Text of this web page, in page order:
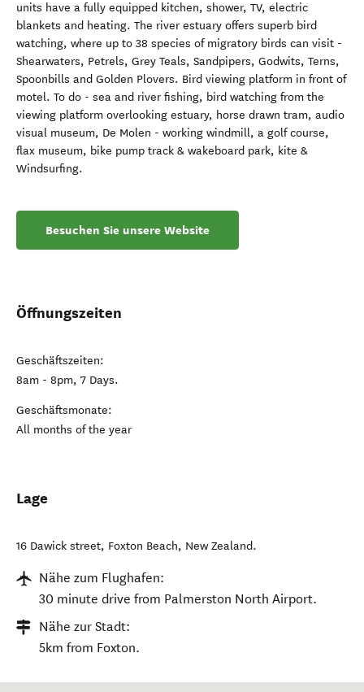
units have a fully equipped kitchen, shower, TV, electric
blankets and heating. The river estuary offers superb bird
watching, where up to 38 species of migratory birds can visit -
Shearwaters, Petrels, Grey Teals, Sandpipers, Godwits, Terns,
Spoonbills and Golden Plovers. Bird viewing platform in front of
motel. To do - sea and river fishing, bird watching from the
viewing platform overlooking estuary, horse drawn tram, audio
visual museum, De Molen - working windmill, a golf course,
flax museum, bike pump track & wakeboard park, kite &
Windsurfing.
Besuchen Sie unsere Website
Öffnungszeiten
Geschäftszeiten:
8am - 8pm, 7 Days.
Geschäftsmonate:
All months of the year
Lage
16 Dawick street, Foxton Beach, New Zealand.
Nähe zum Flughafen:
30 minute drive from Palmerston North Airport.
Nähe zur Stadt:
5km from Foxton.